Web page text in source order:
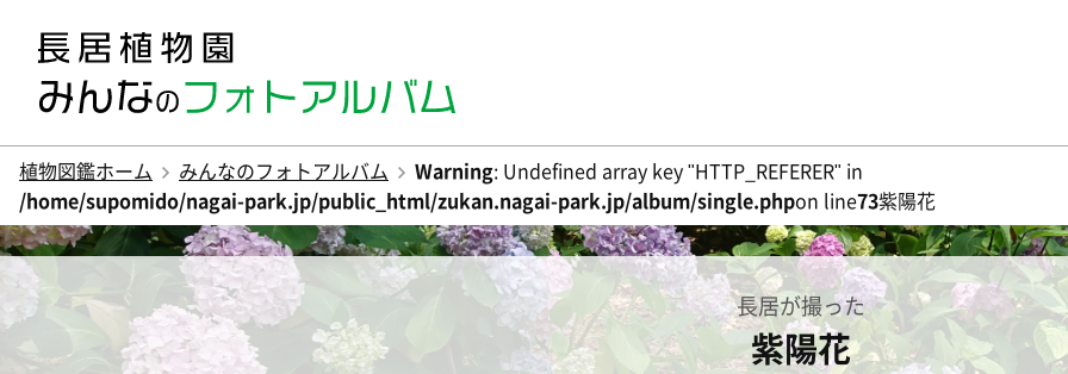
植物図鑑ホーム みんなのフォトアルバム Warning: Undefined array key "HTTP_REFERER" in
/home/supomido/nagai-park.jp/public_html/zukan.nagai-park.jp/album/single.phpon line73紫陽花
長居が撮った
紫陽花